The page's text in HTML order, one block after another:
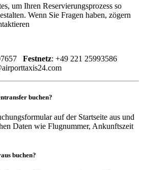
um Ihren Reservierungsprozess so
Wenn Sie Fragen haben, zögern
Festnetz: +49 221 25993586
buchen?
auf der Startseite aus und
Daten wie Flugnummer, Ankunftszeit
buchen?